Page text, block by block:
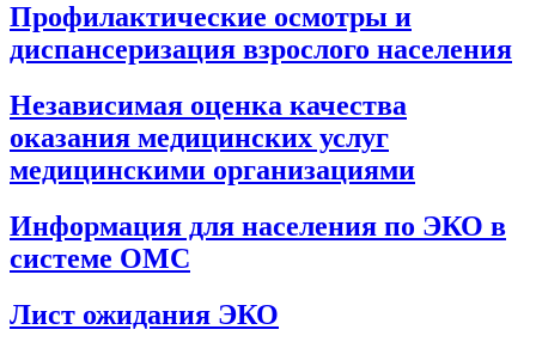
Профилактические осмотры и
диспансеризация взрослого населения
Независимая оценка качества
оказания медицинских услуг
медицинскими организациями
Информация для населения по ЭКО в
системе ОМС
Лист ожидания ЭКО